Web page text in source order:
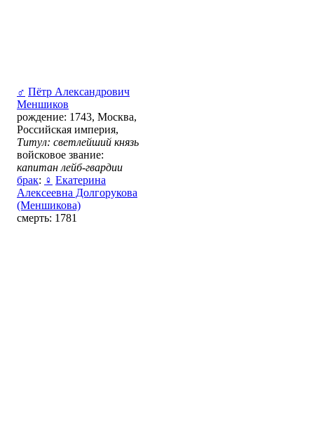
♂ Пётр Александрович
Меншиков
рождение: 1743, Москва,
Российская империя,
Титул: светлейший князь
войсковое звание:
капитан лейб-гвардии
брак: ♀ Екатерина
Алексеевна Долгорукова
(Меншикова)
смерть: 1781